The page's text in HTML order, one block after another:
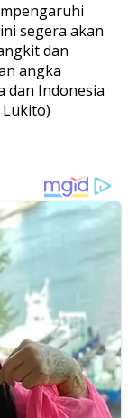
segera akan
dan
angka
dan Indonesia
Lukito)